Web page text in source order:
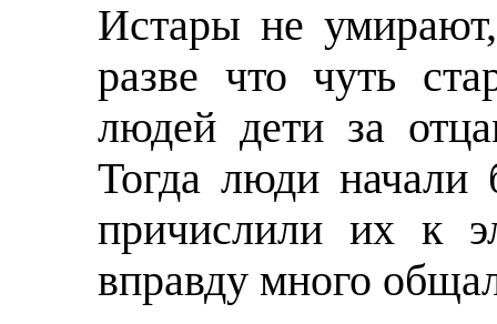
Истары не
разве что чуть
людей дети за
Тогда люди начали
причислили их к
вправду много